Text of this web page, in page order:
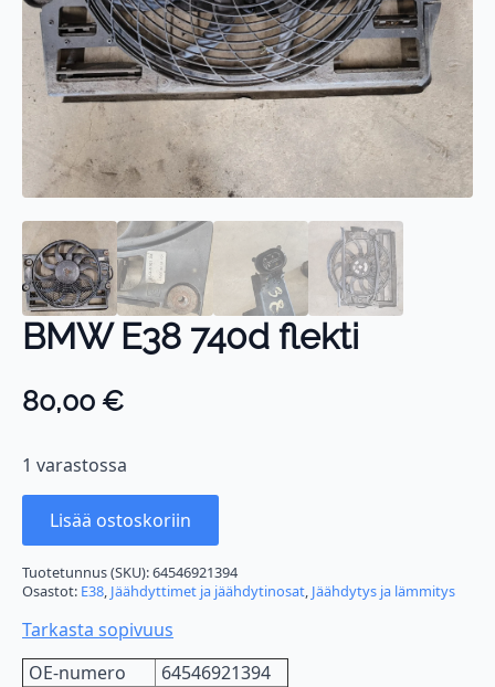
BMW E38 740d flekti
80,00 €
1 varastossa
Lisää ostoskoriin
Tuotetunnus (SKU):64546921394
Osastot: E38, Jäähdyttimet ja jäähdytinosat, Jäähdytys ja lämmitys
Tarkasta sopivuus
OE-numero
64546921394